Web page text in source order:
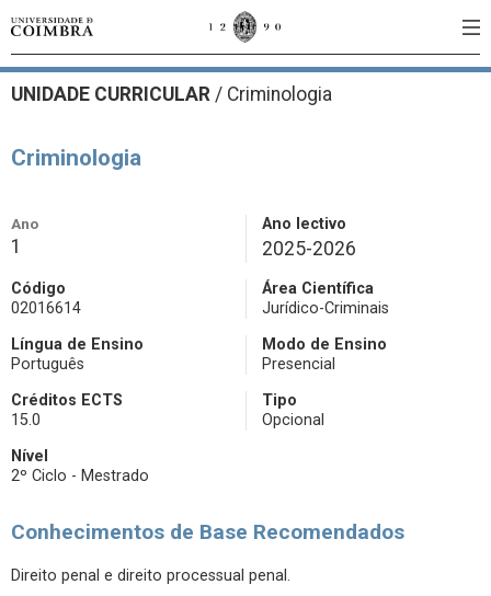
UNIDADE CURRICULAR / Criminologia
Criminologia
Ano
1
Ano lectivo
2025-2026
Código
02016614
Área Científica
Jurídico-Criminais
Língua de Ensino
Português
Modo de Ensino
Presencial
Créditos ECTS
15.0
Tipo
Opcional
Nível
2º Ciclo - Mestrado
Conhecimentos de Base Recomendados
Direito penal e direito processual penal.